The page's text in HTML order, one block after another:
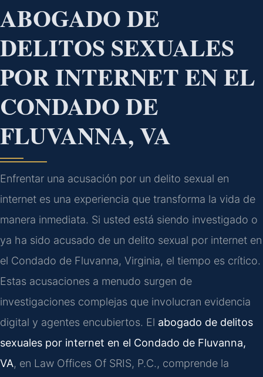
ABOGADO DE
DELITOS SEXUALES
POR INTERNET EN EL
CONDADO DE
FLUVANNA, VA
Enfrentar una acusación por un delito sexual en
internet es una experiencia que transforma la vida de
manera inmediata. Si usted está siendo investigado o
ya ha sido acusado de un delito sexual por internet en
el Condado de Fluvanna, Virginia, el tiempo es crítico.
Estas acusaciones a menudo surgen de
investigaciones complejas que involucran evidencia
digital y agentes encubiertos. El abogado de delitos
sexuales por internet en el Condado de Fluvanna,
VA, en Law Offices Of SRIS, P.C., comprende la